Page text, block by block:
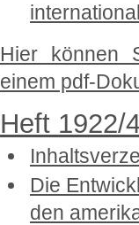
Hier können
einem pdf-
Heft 1922/
Die
den